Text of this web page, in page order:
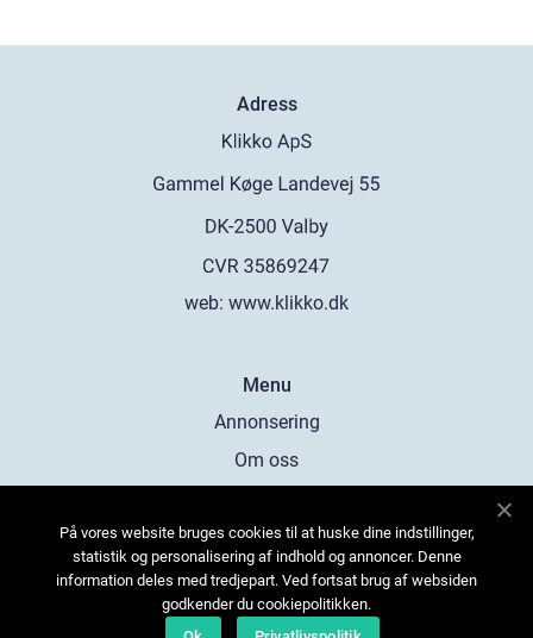
Adress
web: www.klikko.dk
Menu
Annonsering
Om oss
Kontakta oss
Sitemap
På vores website bruges cookies til at huske dine indstillinger,
statistik og personalisering af indhold og annoncer. Denne
information deles med tredjepart. Ved fortsat brug af websiden
godkender du cookiepolitikken.